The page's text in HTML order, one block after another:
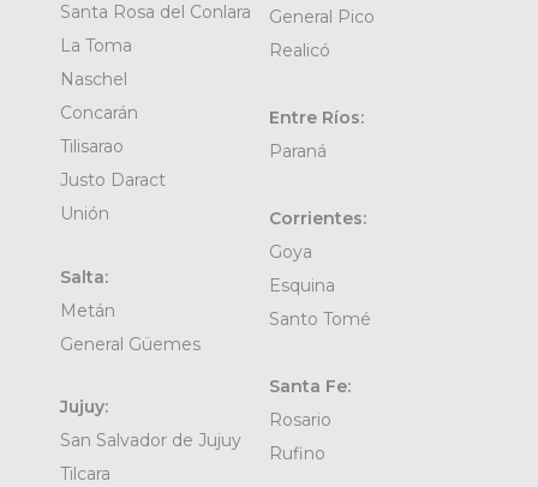
Santa Rosa del Conlara
La Toma
Naschel
Concarán
Tilisarao
Justo Daract
Unión
Salta:
Metán
General Güemes
Jujuy:
San Salvador de Jujuy
Tilcara
General Pico
Realicó
Entre Ríos:
Paraná
Corrientes:
Goya
Esquina
Santo Tomé
Santa Fe:
Rosario
Rufino